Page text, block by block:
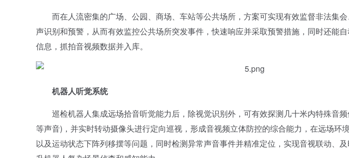
而在人流密集的广场、公园、商场、车站等公共场所，方案可实现有效监督非法集会
声识别和预警，从而有效监控公共场所突发事件，快速响应并采取预警措施，同时还能
信息，抓拍音视频数据并入库。
机器人听觉系统
巡检机器人集成远场拾音听觉能力后，除视觉识别外，可有效探测几十米内特殊音
等声音)，并实时转动摄像头进行定向巡视，形成音视频立体防控的综合能力，在远场环
以及运动状态下阵列移摆等问题，同时检测异常声音事件并精准定位，实现音视联动、